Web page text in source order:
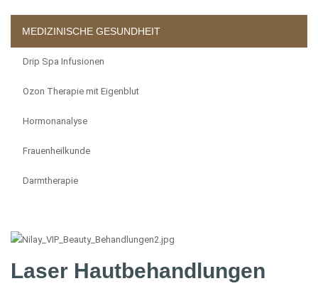
MEDIZINISCHE GESUNDHEIT
Drip Spa Infusionen
Ozon Therapie mit Eigenblut
Hormonanalyse
Frauenheilkunde
Darmtherapie
Laser Hautbehandlungen